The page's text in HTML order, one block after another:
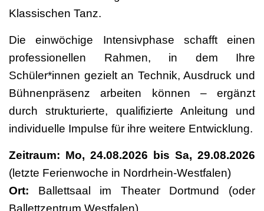
Klassischen Tanz.
Die einwöchige Intensivphase schafft einen
professionellen Rahmen, in dem Ihre
Schüler*innen gezielt an Technik, Ausdruck und
Bühnenpräsenz arbeiten können – ergänzt
durch strukturierte, qualifizierte Anleitung und
individuelle Impulse für ihre weitere Entwicklung.
Zeitraum: Mo, 24.08.2026 bis Sa, 29.08.2026
(letzte Ferienwoche in Nordrhein-Westfalen)
Ort: Ballettsaal im Theater Dortmund (oder
Ballettzentrum Westfalen)